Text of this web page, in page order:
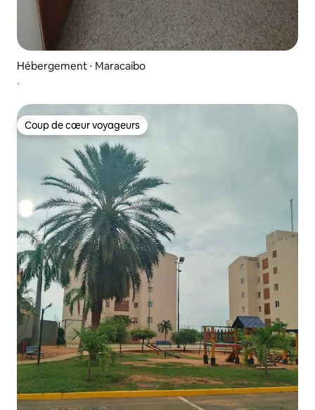
Hébergement ⋅ Maracaibo
.
Coup de cœur voyageurs
Coup de cœur voyageurs